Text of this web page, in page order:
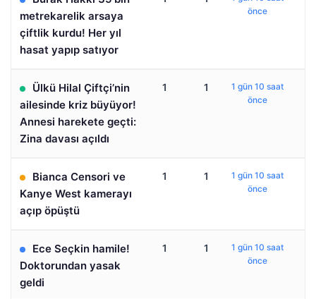
metrekarelik arsaya
çiftlik kurdu! Her yıl
hasat yapıp satıyor
önce
Ülkü Hilal Çiftçi’nin
ailesinde kriz büyüyor!
Annesi harekete geçti:
Zina davası açıldı
1 1
1 gün 10 saat
önce
Bianca Censori ve
Kanye West kamerayı
açıp öpüştü
1 1
1 gün 10 saat
önce
Ece Seçkin hamile!
Doktorundan yasak
geldi
1 1
1 gün 10 saat
önce